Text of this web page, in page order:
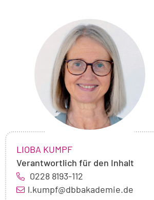
Foto
von
Lioba
Kumpf
NAME:
LIOBA KUMPF,
Verantwortlich für den Inhalt
0228 8193-112
l.kumpf@dbbakademie.de